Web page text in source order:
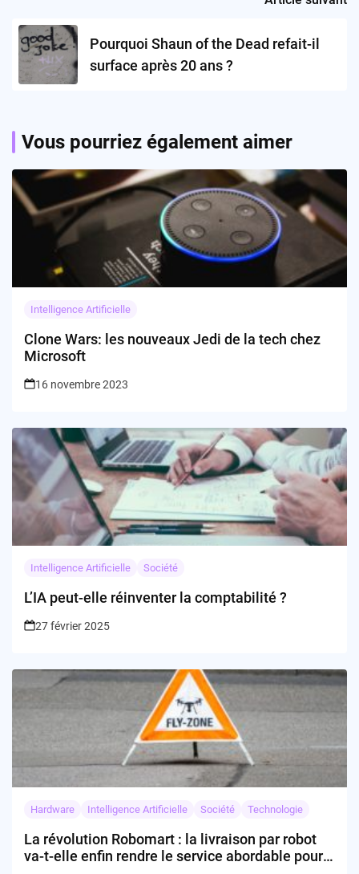
Pourquoi Shaun of the Dead refait-il
surface après 20 ans ?
Vous pourriez également aimer
Intelligence Artificielle
Clone Wars: les nouveaux Jedi de la tech chez
Microsoft
16 novembre 2023
Intelligence Artificielle Société
L’IA peut-elle réinventer la comptabilité ?
27 février 2025
Hardware Intelligence Artificielle Société Technologie
La révolution Robomart : la livraison par robot
va-t-elle enfin rendre le service abordable pour